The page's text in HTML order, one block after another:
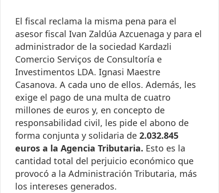
El fiscal reclama la misma pena para el
asesor fiscal Ivan Zaldúa Azcuenaga y para el
administrador de la sociedad Kardazli
Comercio Serviços de Consultoría e
Investimentos LDA. Ignasi Maestre
Casanova. A cada uno de ellos. Además, les
exige el pago de una multa de cuatro
millones de euros y, en concepto de
responsabilidad civil, les pide el abono de
forma conjunta y solidaria de 2.032.845
euros a la Agencia Tributaria. Esto es la
cantidad total del perjuicio económico que
provocó a la Administración Tributaria, más
los intereses generados.